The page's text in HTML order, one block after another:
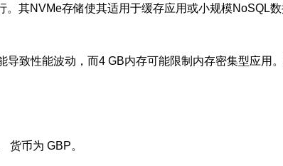
其NVMe存储使其适用于缓存应用或小规模NoSQL
导致性能波动，而4 GB内存可能限制内存密集型应用
货币为 GBP。